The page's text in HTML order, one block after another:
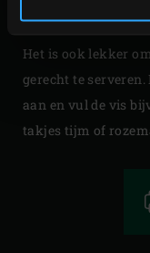
Het is ook lekker
gerecht te
aan en vul de vis
takjes tijm of